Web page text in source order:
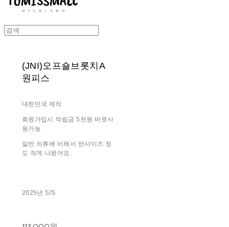
(JNI)오프숄브롯치A
원피스
대한민국 제작
회원가입시 적립금 5천원 바로사
용가능
일반 의류에 비해서 반사이즈 정
도 작게 나왔어요.
2025년 S/S